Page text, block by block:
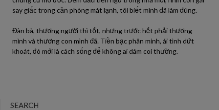
say giấc trong căn phòng mát lạnh, tôi biết mình đã làm đúng.
Đàn bà, thương người thì tốt, nhưng trước hết phải thương
mình và thương con mình đã. Tiền bạc phân minh, ái tình dứt
khoát, đó mới là cách sống để không ai dám coi thường.
SEARCH